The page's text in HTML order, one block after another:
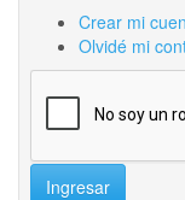
Crear mi
Olvidé mi
Ingresar